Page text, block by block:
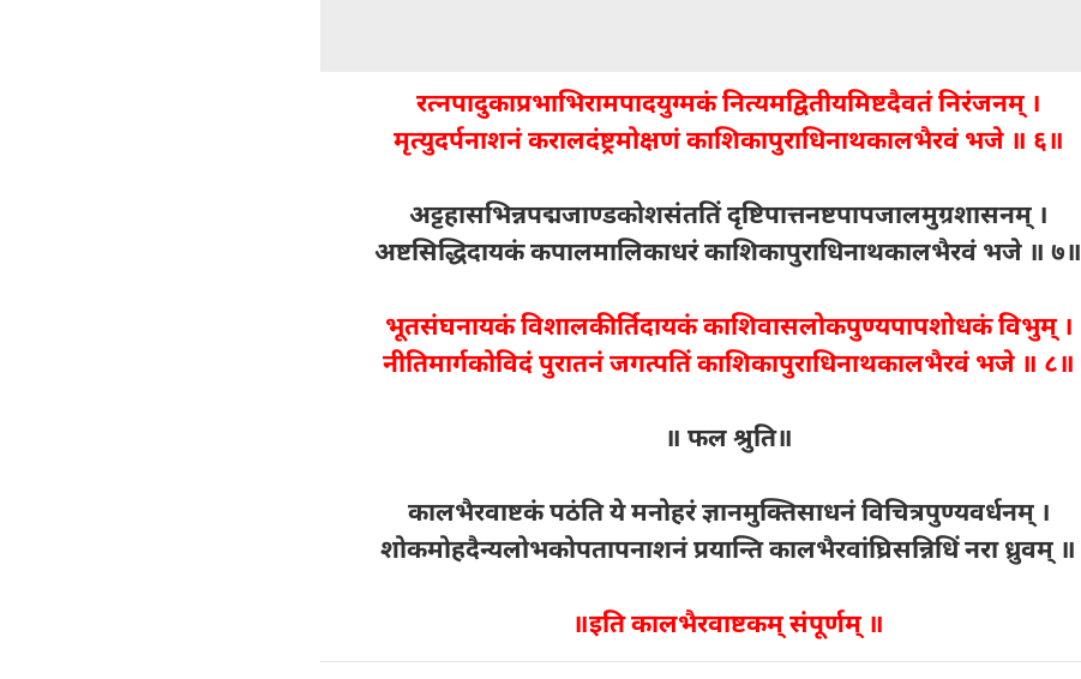
रत्नपादुकाप्रभाभिरामपादयुग्मकं नित्यमद्वितीयमिष्टदैवतं निरंजनम् ।
मृत्युदर्पनाशनं करालदंष्ट्रमोक्षणं काशिकापुराधिनाथकालभैरवं भजे ॥ ६॥
अट्टहासभिन्नपद्मजाण्डकोशसंततिं दृष्टिपात्तनष्टपापजालमुग्रशासनम् ।
अष्टसिद्धिदायकं कपालमालिकाधरं काशिकापुराधिनाथकालभैरवं भजे ॥ ७॥
भूतसंघनायकं विशालकीर्तिदायकं काशिवासलोकपुण्यपापशोधकं विभुम् ।
नीतिमार्गकोविदं पुरातनं जगत्पतिं काशिकापुराधिनाथकालभैरवं भजे ॥ ८॥
॥ फल श्रुति॥
कालभैरवाष्टकं पठंति ये मनोहरं ज्ञानमुक्तिसाधनं विचित्रपुण्यवर्धनम् ।
शोकमोहदैन्यलोभकोपतापनाशनं प्रयान्ति कालभैरवांघ्रिसन्निधिं नरा ध्रुवम् ॥
॥इति कालभैरवाष्टकम् संपूर्णम् ॥